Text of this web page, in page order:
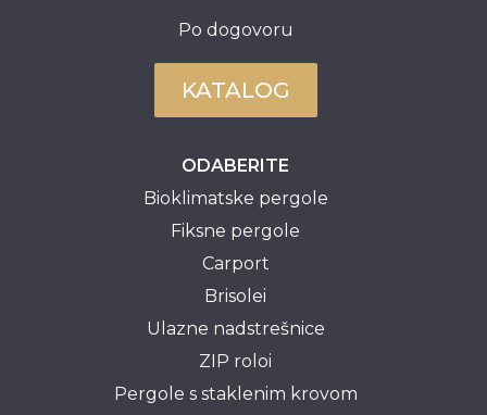
Po dogovoru
KATALOG
ODABERITE
Bioklimatske pergole
Fiksne pergole
Carport
Brisolei
Ulazne nadstrešnice
ZIP roloi
Pergole s staklenim krovom